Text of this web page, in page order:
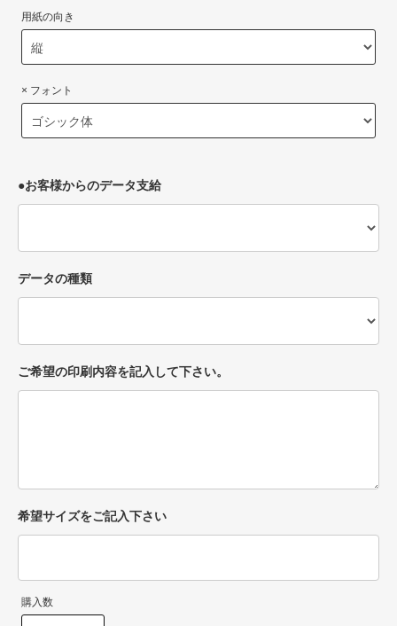
用紙の向き
× フォント
●お客様からのデータ支給
データの種類
ご希望の印刷内容を記入して下さい。
希望サイズをご記入下さい
購入数